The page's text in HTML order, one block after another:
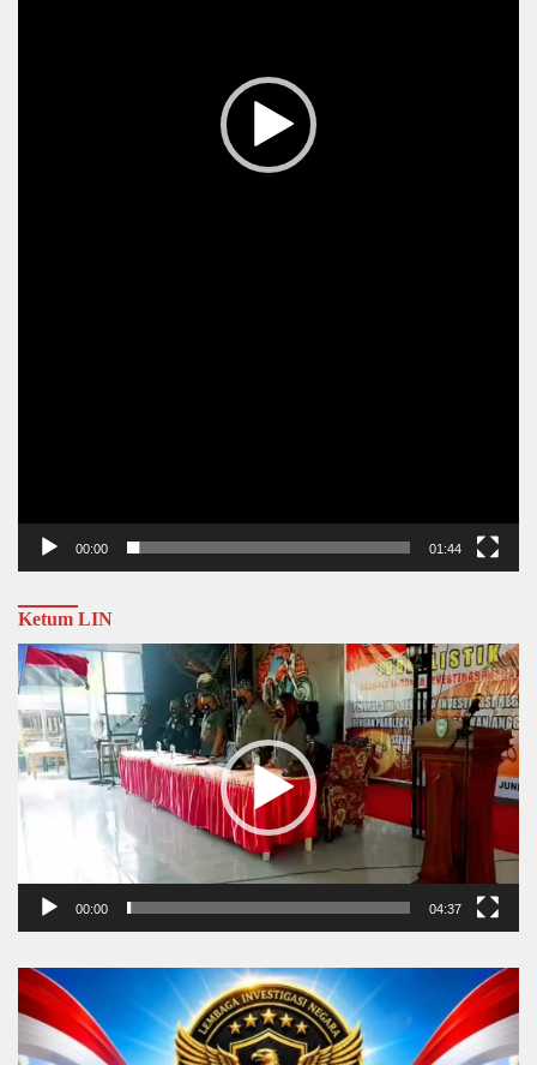
00:00 01:44
Ketum LIN
Video
Player
00:00 04:37